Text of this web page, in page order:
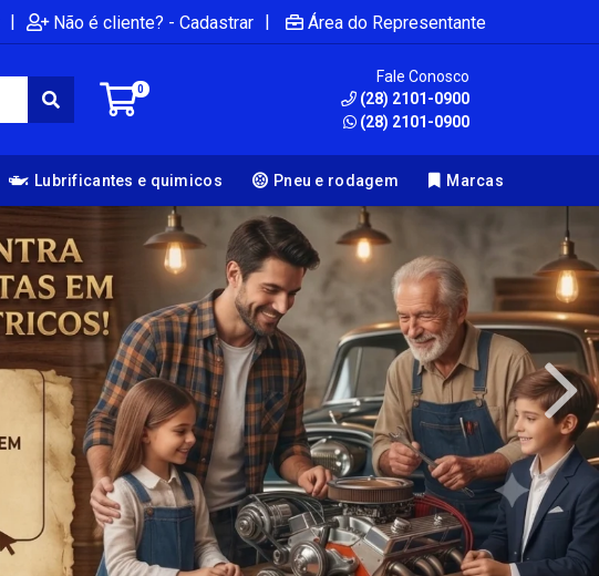
| Não é cliente? - Cadastrar | Área do Representante
0
Fale Conosco
(28) 2101-0900
(28) 2101-0900
Lubrificantes e quimicos Pneu e rodagem Marcas